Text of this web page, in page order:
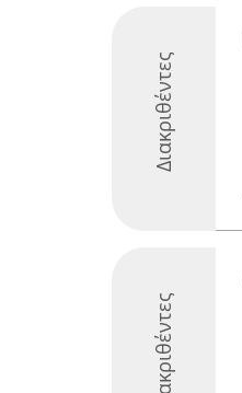
Διακριθέντες
Διακριθέντες